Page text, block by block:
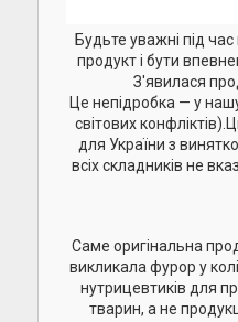
Будьте уважні під час
продукт і бути
З'явилася
Це непідробка — у
світових
для України з
всіх складників не
Саме оригінальна
викликала фурор у
нутрицевтиків для
тварин, а не